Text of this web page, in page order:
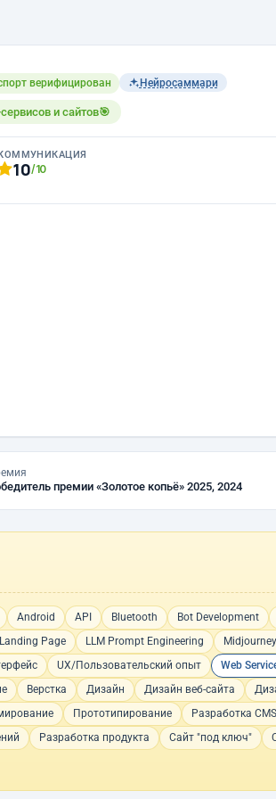
верифицирован Нейросаммари
и сайтов🎯
10/10
Победитель премии «Золотое копьё» 2025, 2024
Android API Bluetooth Bot Development
Landing Page LLM Prompt Engineering Midjourney
UX/Пользовательский опыт Web
Верстка Дизайн Дизайн веб-сайта
Прототипирование Разработка CMS
Разработка продукта Сайт "под ключ"